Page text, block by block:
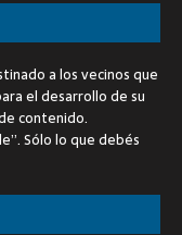
a los vecinos que
el desarrollo de su
contenido.
Sólo lo que debés